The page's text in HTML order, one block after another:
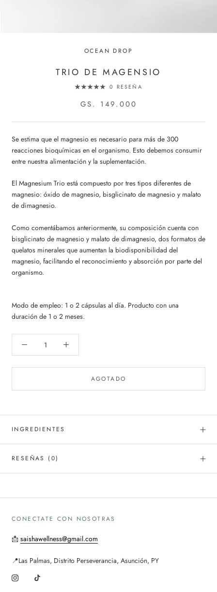
OCEAN DROP
TRIO DE MAGENSIO
0 RESEÑA
GS. 149.000
Se estima que el magnesio es necesario para más de 300
reacciones bioquímicas en el organismo. Esto debemos consumir
entre nuestra alimentación y la suplementación.
El Magnesium Trio está compuesto por tres tipos diferentes de
magnesio: óxido de magnesio, bisglicinato de magnesio y malato
de dimagnesio.
Como comentábamos anteriormente, su composición cuenta con
bisglicinato de magnesio y malato de dimagnesio, dos formatos de
quelatos minerales que aumentan la biodisponibilidad del
magnesio, facilitando el reconocimiento y absorción por parte del
organismo.
Modo de empleo: 1 o 2 cápsulas al día. Producto con una
duración de 1 o 2 meses.
AGOTADO
INGREDIENTES
RESEÑAS (0)
CONECTATE CON NOSOTRAS
📩 saishawellness@gmail.com
📍Las Palmas, Distrito Perseverancia, Asunción, PY